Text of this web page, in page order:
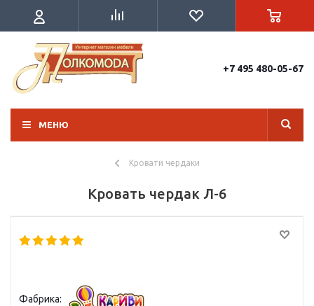
+7 495 480-05-67
МЕНЮ
Кровати чердаки
Кровать чердак Л-6
Фабрика: